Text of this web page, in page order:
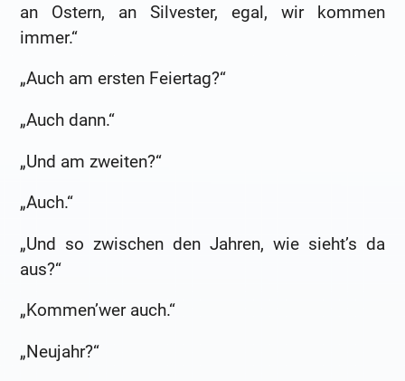
an Ostern, an Silvester, egal, wir kommen
immer.“
„Auch am ersten Feiertag?“
„Auch dann.“
„Und am zweiten?“
„Auch.“
„Und so zwischen den Jahren, wie sieht’s da
aus?“
„Kommen’wer auch.“
„Neujahr?“